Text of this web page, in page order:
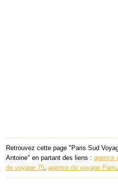
Retrouvez cette page "Paris Sud
Antoine" en partant des liens : agence
de voyage 75, agence de voyage Paris,